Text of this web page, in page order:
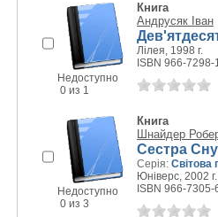
Недоступно
0 из 1
Книга
Андрусяк Іван
Лілея, 1998 г.
ISBN 966-7298-
Недоступно
0 из 3
Книга
Шнайдер
Сестра
Серія: Світова
Юніверс, 2002 г.
ISBN 966-7305-